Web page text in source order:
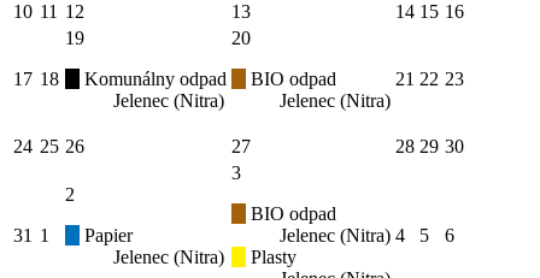
10 11 12 13 14 15 16
17 18
19
Komunálny odpad
Jelenec (Nitra)
20
BIO odpad
Jelenec (Nitra)
21 22 23
24 25 26 27 28 29 30
31 1
2
Papier
Jelenec (Nitra)
3
BIO odpad
Jelenec (Nitra)
Plasty
4 5 6